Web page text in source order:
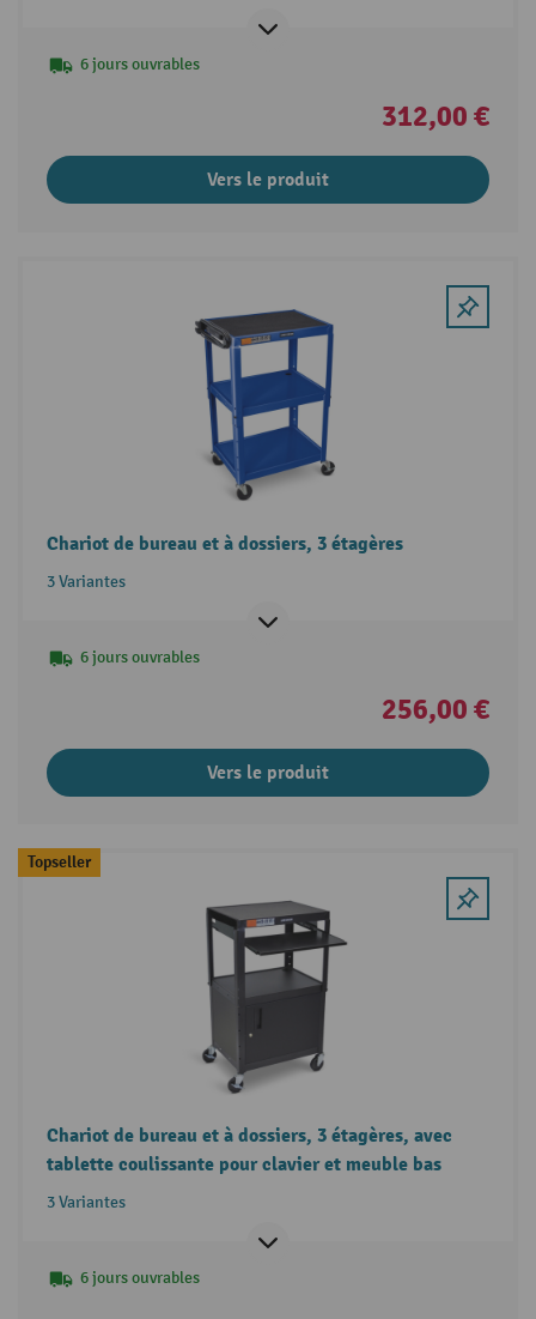
6 jours ouvrables
312,00 €
Vers le produit
Chariot de bureau et à dossiers, 3 étagères
3 Variantes
6 jours ouvrables
256,00 €
Vers le produit
Topseller
Chariot de bureau et à dossiers, 3 étagères, avec
tablette coulissante pour clavier et meuble bas
3 Variantes
6 jours ouvrables